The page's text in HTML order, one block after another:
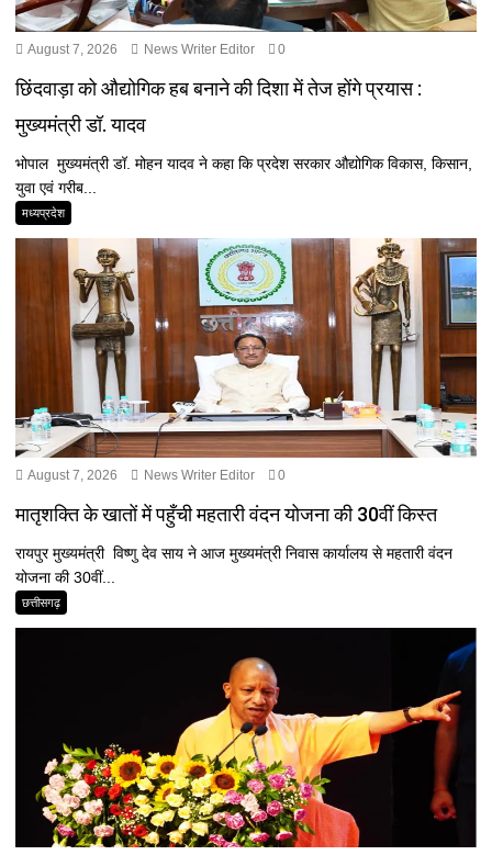
August 7, 2026 News Writer Editor 0
छिंदवाड़ा को औद्योगिक हब बनाने की दिशा में तेज होंगे प्रयास :
मुख्यमंत्री डॉ. यादव
भोपाल मुख्यमंत्री डॉ. मोहन यादव ने कहा कि प्रदेश सरकार औद्योगिक विकास, किसान,
युवा एवं गरीब...
मध्यप्रदेश
August 7, 2026 News Writer Editor 0
मातृशक्ति के खातों में पहुँची महतारी वंदन योजना की 30वीं किस्त
रायपुर मुख्यमंत्री विष्णु देव साय ने आज मुख्यमंत्री निवास कार्यालय से महतारी वंदन
योजना की 30वीं...
छत्तीसगढ़